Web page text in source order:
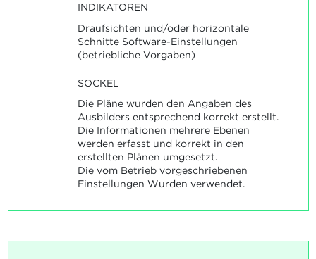
INDIKATOREN
Draufsichten und/oder horizontale
Schnitte Software-Einstellungen
(betriebliche Vorgaben)
SOCKEL
Die Pläne wurden den Angaben des
Ausbilders entsprechend korrekt erstellt.
Die Informationen mehrere Ebenen
werden erfasst und korrekt in den
erstellten Plänen umgesetzt.
Die vom Betrieb vorgeschriebenen
Einstellungen Wurden verwendet.